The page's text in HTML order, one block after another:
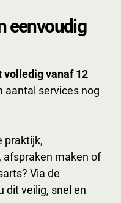
eenvoudig
volledig vanaf 12
aantal services nog
praktijk,
afspraken maken of
Via de
dit veilig, snel en